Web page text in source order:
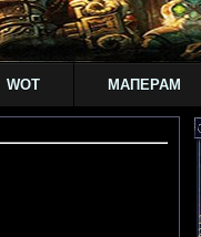
WOT МАПЕРАМ